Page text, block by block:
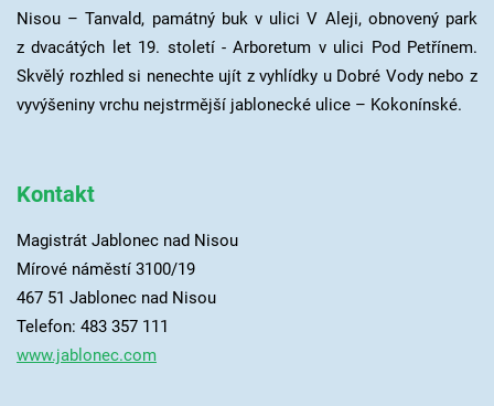
Nisou – Tanvald, památný buk v ulici V Aleji, obnovený park
z dvacátých let 19. století - Arboretum v ulici Pod Petřínem.
Skvělý rozhled si nenechte ujít z vyhlídky u Dobré Vody nebo z
vyvýšeniny vrchu nejstrmější jablonecké ulice – Kokonínské.
Kontakt
Magistrát Jablonec nad Nisou
Mírové náměstí 3100/19
467 51 Jablonec nad Nisou
Telefon: 483 357 111
www.jablonec.com